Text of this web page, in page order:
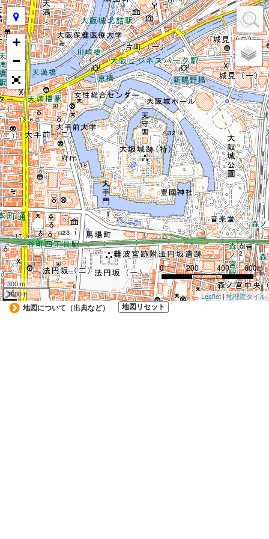
+
−
300 m
1000 ft
200
0 400 600m
Leaflet|地理院タイル
地図について（出典など）